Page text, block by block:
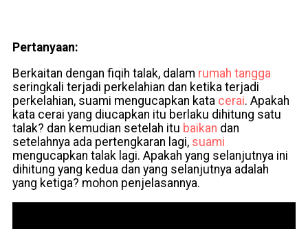
Pertanyaan:
Berkaitan dengan fiqih talak, dalam rumah tangga
seringkali terjadi perkelahian dan ketika terjadi
perkelahian, suami mengucapkan kata cerai. Apakah
kata cerai yang diucapkan itu berlaku dihitung satu
talak? dan kemudian setelah itu baikan dan
setelahnya ada pertengkaran lagi, suami
mengucapkan talak lagi. Apakah yang selanjutnya ini
dihitung yang kedua dan yang selanjutnya adalah
yang ketiga? mohon penjelasannya.